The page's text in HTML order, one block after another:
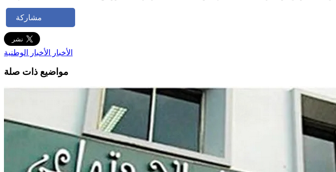
مشاركة
الأخبار الأخبار الوطنية
مواضيع ذات صلة